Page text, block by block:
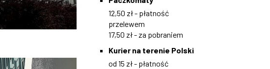
12,50 zł - płatność
przelewem
17,50 zł - za pobraniem
Kurier na terenie Polski
od 15 zł - płatność